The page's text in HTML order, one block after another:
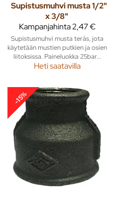
Supistusmuhvi musta 1/2"
x 3/8"
Kampanjahinta2,47 €
Supistusmuhvi musta teräs, jota
käytetään mustien putkien ja osien
liitoksissa. Paineluokka 25bar...
Heti saatavilla
-15%